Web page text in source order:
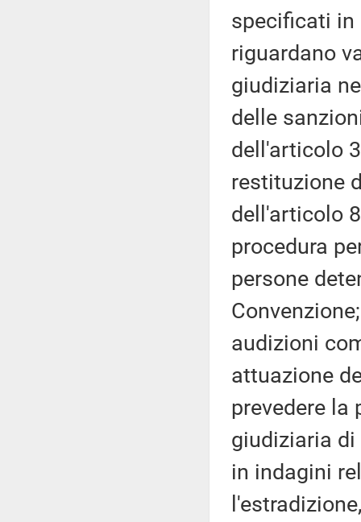
specificati in
riguardano
giudiziaria
delle
dell'articolo
restituzione
dell'articolo
procedura
persone
audizioni
attuazione
prevedere
giudiziaria
in indagini